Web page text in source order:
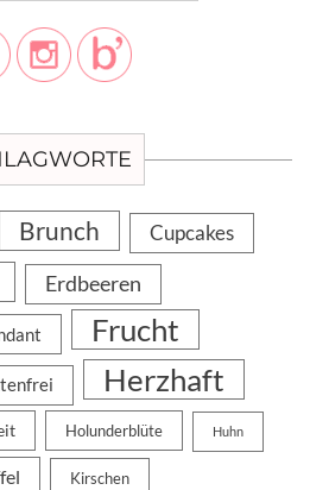
Brunch Cupcakes
Erdbeeren
Frucht
Herzhaft
Holunderblüte Huhn
Kirschen